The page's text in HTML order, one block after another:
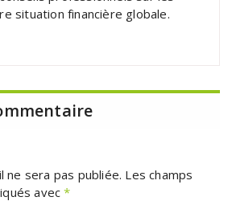
situation financière globale.
sera pas publiée. Les champs
avec*